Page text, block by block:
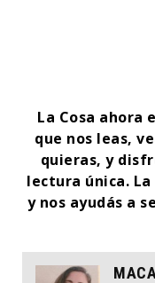
La Cosa
que nos leas,
quieras, y
lectura única.
y nos ayudás a